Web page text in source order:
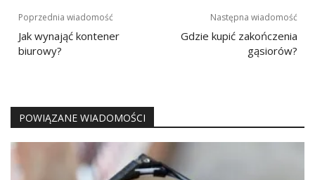
Nawigacja
wpisu
Poprzednia wiadomość
Jak wynająć kontener
biurowy?
Następna wiadomość
Gdzie kupić zakończenia
gąsiorów?
POWIĄZANE WIADOMOŚCI